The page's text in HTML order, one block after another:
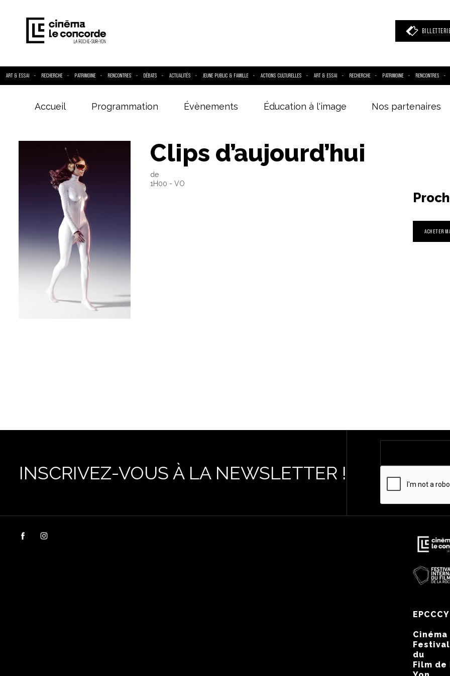
ART & ESSAI RECHERCHE PATRIMOINE RENCONTRES DÉBATS ACTUALITÉS JEUNE PUBLIC & FAMILLE ACTIONS CULTURELLES ART & ESSAI RECHERCHE PATRIMOINE RENCONTRES
Accueil Programmation Évènements Éducation à l'image Nos partenaires
Clips d’aujourd’hui
de
1H00 - VO
ACHETER
INSCRIVEZ-VOUS À LA NEWSLETTER !
EPCCCY
du
Film de